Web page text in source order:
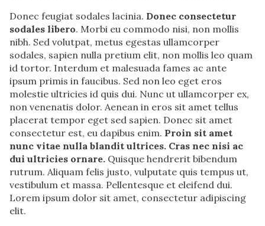
Donec feugiat sodales lacinia. Donec consectetur
sodales libero. Morbi eu commodo nisi, non mollis
nibh. Sed volutpat, metus egestas ullamcorper
sodales, sapien nulla pretium elit, non mollis leo quam
id tortor. Interdum et malesuada fames ac ante
ipsum primis in faucibus. Sed non leo eget eros
molestie ultricies id quis dui. Nunc ut ullamcorper ex,
non venenatis dolor. Aenean in eros sit amet tellus
placerat tempor eget sed sapien. Donec sit amet
consectetur est, eu dapibus enim. Proin sit amet
nunc vitae nulla blandit ultrices. Cras nec nisi ac
dui ultricies ornare. Quisque hendrerit bibendum
rutrum. Aliquam felis justo, vulputate quis tempus ut,
vestibulum et massa. Pellentesque et eleifend dui.
Lorem ipsum dolor sit amet, consectetur adipiscing
elit.